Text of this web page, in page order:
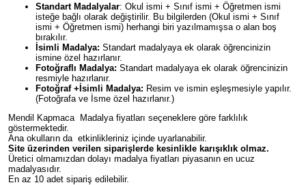
Standart Madalyalar: Okul ismi + Sınıf ismi + Öğretmen ismi
isteğe bağlı olarak değiştirilir. Bu bilgilerden (Okul ismi + Sınıf
ismi + Öğretmen ismi) herhangi biri yazılmamışsa o alan boş
bırakılır.
İsimli Madalya: Standart madalyaya ek olarak öğrencinizin
ismine özel hazırlanır.
Fotoğraflı Madalya: Standart madalyaya ek olarak öğrencinizin
resmiyle hazırlanır.
Fotoğraf +İsimli Madalya: Resim ve ismin eşleşmesiyle yapılır.
(Fotoğrafa ve İsme özel hazırlanır.)
Mendil Kapmaca Madalya fiyatları seçeneklere göre farklılık
göstermektedir.
Ana okulların da etkinlikleriniz içinde uyarlanabilir.
Site üzerinden verilen siparişlerde kesinlikle karışıklık olmaz.
Üretici olmamızdan dolayı madalya fiyatları piyasanın en ucuz
madalyasıdır.
En az 10 adet sipariş edilebilir.